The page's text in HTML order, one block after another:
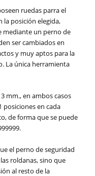
ruedas parra el
la posición elegida,
mediante un perno de
ser cambiados en
y muy aptos para la
La única herramienta
mm., en ambos casos
posiciones en cada
de forma que se puede
el perno de seguridad
roldanas, sino que
al resto de la